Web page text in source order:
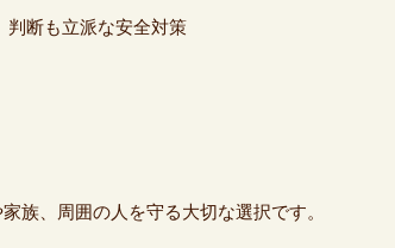
断も立派な安全対策
族、周囲の人を守る大切な選択です。